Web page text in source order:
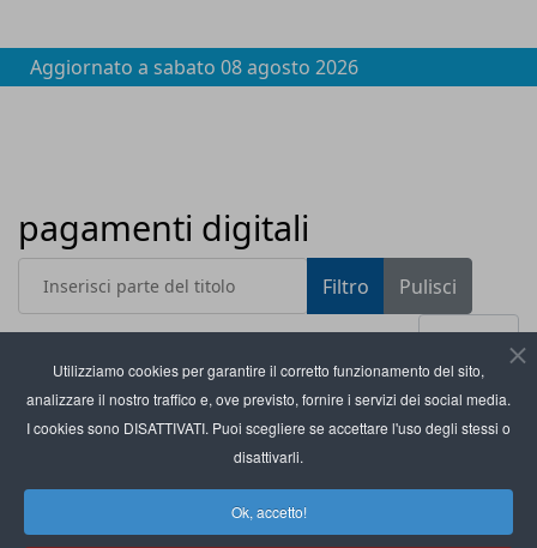
Utilizziamo cookies per garantire il corretto funzionamento del sito,
analizzare il nostro traffico e, ove previsto, fornire i servizi dei social media.
I cookies sono DISATTIVATI. Puoi scegliere se accettare l'uso degli stessi o
disattivarli.
Ok, accetto!
Aggiornato a sabato 08 agosto 2026
pagamenti digitali
Inserisci parte del titolo Filtro
Pulisci
Visualizza #
Titolo
Saldi invernali: più digital payments nei negozi di
Epipoli introduce le carte prepagate Mastercard